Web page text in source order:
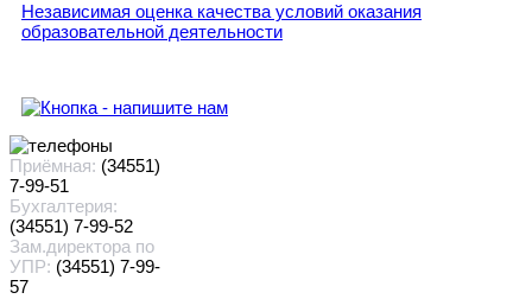
Независимая оценка качества условий оказания
образовательной деятельности
Приёмная: (34551)
7-99-51
Бухгалтерия:
(34551) 7-99-52
Зам.директора по
УПР: (34551) 7-99-
57